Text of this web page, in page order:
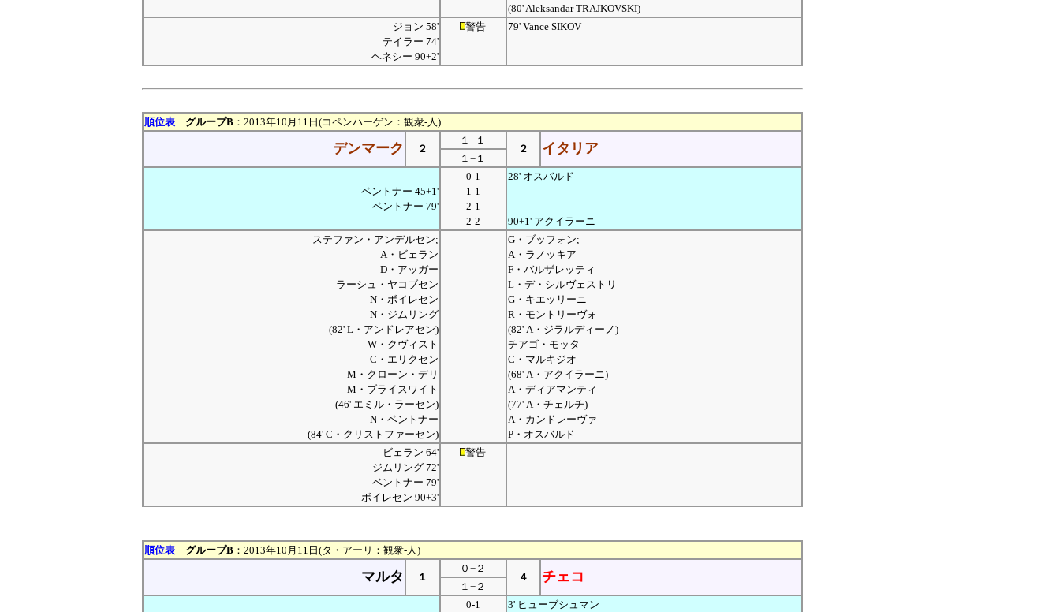
(80' Aleksandar TRAJKOVSKI)
ジョン 58'
テイラー 74'
ヘネシー 90+2'
警告 79' Vance SIKOV
順位表 グループB：2013年10月11日(コペンハーゲン：観衆-人)
デンマーク ２
１−１
２ イタリア
１−１
ベントナー 45+1'
ベントナー 79'
0-1
1-1
2-1
2-2
28' オスバルド
90+1' アクイラーニ
ステファン・アンデルセン;
A・ビェラン
D・アッガー
ラーシュ・ヤコブセン
N・ボイレセン
N・ジムリング
(82' L・アンドレアセン)
W・クヴィスト
C・エリクセン
M・クローン・デリ
M・ブライスワイト
(46' エミル・ラーセン)
N・ベントナー
(84' C・クリストファーセン)
G・ブッフォン;
A・ラノッキア
F・バルザレッティ
L・デ・シルヴェストリ
G・キエッリーニ
R・モントリーヴォ
(82' A・ジラルディーノ)
チアゴ・モッタ
C・マルキジオ
(68' A・アクイラーニ)
A・ディアマンティ
(77' A・チェルチ)
A・カンドレーヴァ
P・オスバルド
ビェラン 64'
ジムリング 72'
ベントナー 79'
ボイレセン 90+3'
警告
順位表 グループB：2013年10月11日(タ・アーリ：観衆-人)
マルタ １
０−２
４ チェコ
１−２
0-1
3' ヒューブシュマン